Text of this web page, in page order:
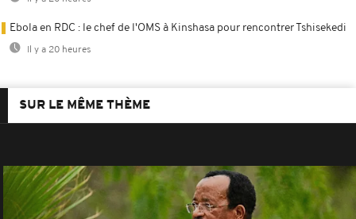
Ebola en RDC : le chef de l'OMS à Kinshasa pour rencontrer Tshisekedi
Il y a 20 heures
SUR LE MÊME THÈME